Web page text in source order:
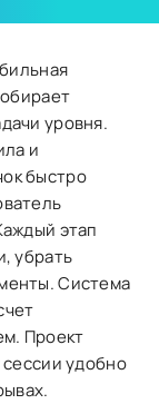
уровня.
и
быстро
этап
убрать
Система
Проект
удобно